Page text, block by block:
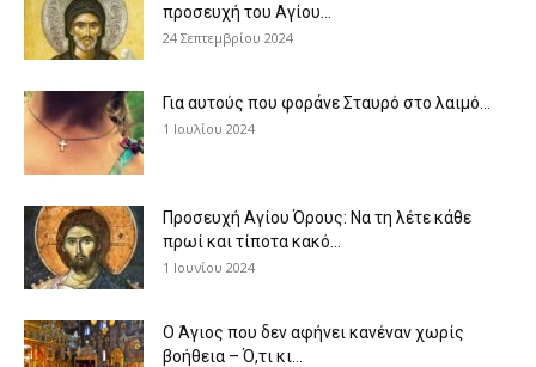
προσευχή του Αγίου...
24 Σεπτεμβρίου 2024
Για αυτούς που φοράνε Σταυρό στο λαιμό…
1 Ιουλίου 2024
Προσευχή Αγίου Όρους: Να τη λέτε κάθε
πρωί και τίποτα κακό...
1 Ιουνίου 2024
Ο Άγιος που δεν αφήνει κανέναν χωρίς
βοήθεια – Ό,τι κι...